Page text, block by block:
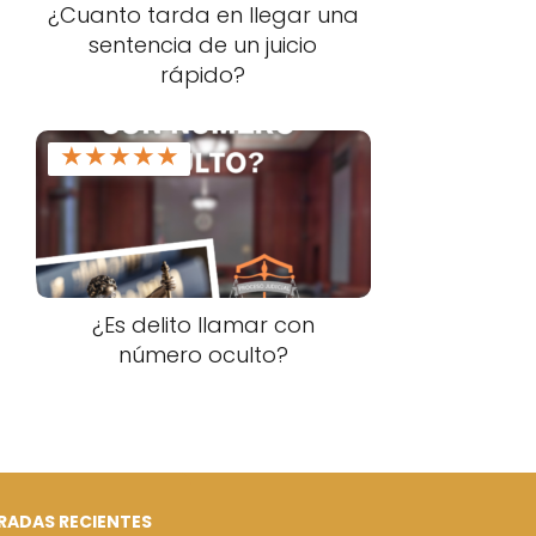
¿Cuanto tarda en llegar una
sentencia de un juicio
rápido?
★★★★★
¿Es delito llamar con
número oculto?
RECIENTES